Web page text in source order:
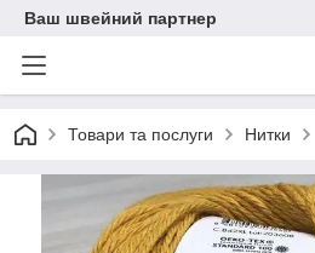
Ваш швейний партнер
Товари та послуги Нитки